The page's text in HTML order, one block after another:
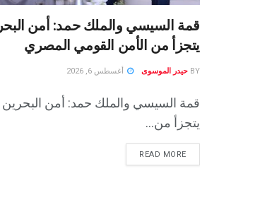
قمة السيسي والملك حمد: أمن
يتجزأ من الأمن القومي المصري
BY حيدر الموسوى أغسطس 6, 2026
قمة السيسي والملك حمد: أمن البحرين
يتجزأ من...
READ MORE